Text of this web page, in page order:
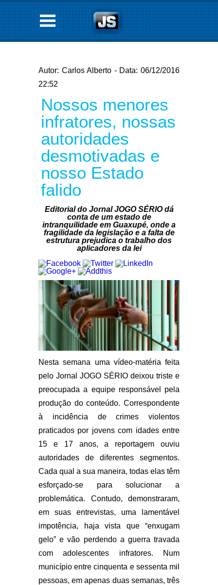
Autor: Carlos Alberto - Data: 06/12/2016
22:52
Nossos menores
infratores, nossas
autoridades
desmotivadas e
nosso Estado
falido
Editorial do Jornal JOGO SÉRIO dá
conta de um estado de
intranquilidade em Guaxupé, onde a
fragilidade da legislação e a falta de
estrutura prejudica o trabalho dos
aplicadores da lei
Nesta semana uma vídeo-matéria feita
pelo Jornal JOGO SÉRIO deixou triste e
preocupada a equipe responsável pela
produção do conteúdo. Correspondente
à incidência de crimes violentos
praticados por jovens com idades entre
15 e 17 anos, a reportagem ouviu
autoridades de diferentes segmentos.
Cada qual a sua maneira, todas elas têm
esforçado-se para solucionar a
problemática. Contudo, demonstraram,
em suas entrevistas, uma lamentável
impotência, haja vista que “enxugam
gelo” e vão perdendo a guerra travada
com adolescentes infratores. Num
município entre cinquenta e sessenta mil
pessoas, em apenas duas semanas, três